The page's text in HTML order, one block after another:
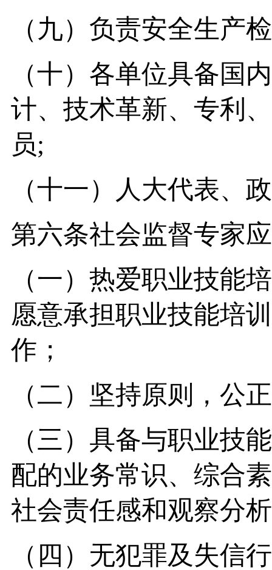
（九）负责安全生产
（十）各单位具备国
计、技术革新、专利
员;
（十一）人大代表、
第六条社会监督专家
（一）热爱职业技能
愿意承担职业技能培
作；
（二）坚持原则，公
（三）具备与职业技
配的业务常识、综合
社会责任感和观察分
（四）无犯罪及失信